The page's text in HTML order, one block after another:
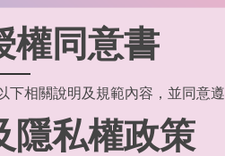
權同意書
下相關說明及規範內容，並同意遵
隱私權政策